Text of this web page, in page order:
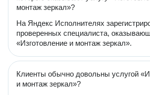
монтаж зеркал»?
На Яндекс Исполнителях
проверенных специалиста,
«Изготовление и монтаж зеркал».
Клиенты обычно довольны услугой
и монтаж зеркал»?